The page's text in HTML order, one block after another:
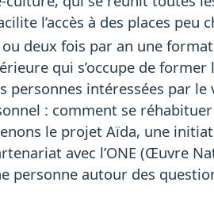
l’accès à des places peu
deux fois par an une
qui s’occupe de
personnes intéressées
: comment se
le projet Aïda, une
avec l’ONE (Œuvre
personne autour des